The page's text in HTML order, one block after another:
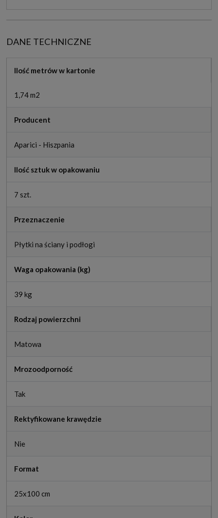
DANE TECHNICZNE
Ilość metrów w kartonie
1,74 m2
Producent
Aparici - Hiszpania
Ilość sztuk w opakowaniu
7 szt.
Przeznaczenie
Płytki na ściany i podłogi
Waga opakowania (kg)
39 kg
Rodzaj powierzchni
Matowa
Mrozoodporność
Tak
Rektyfikowane krawędzie
Nie
Format
25x100 cm